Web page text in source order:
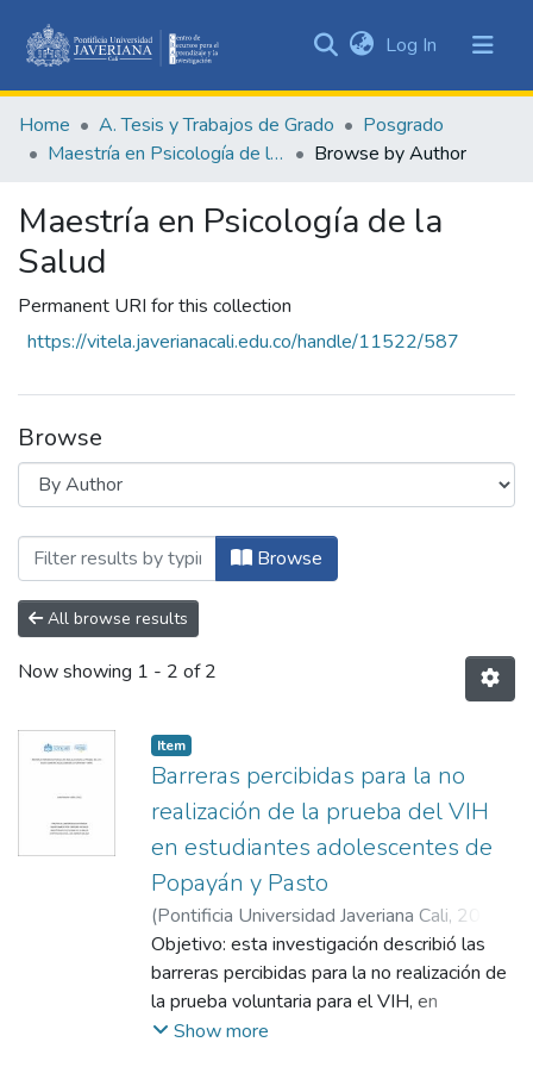
&
Collections
Log In (current)
Home A. Tesis y Trabajos de Grado
Posgrado
Maestría en Psicología de la Salud
Browse by Author
Maestría en Psicología de la
Salud
Permanent URI for this collection
https://vitela.javerianacali.edu.co/handle/11522/587
Browse
Browsing Maestría en Psicología de la
Browse
All browse results
Now showing 1 - 2 of 2
Item
Barreras percibidas para la no
realización de la prueba del VIH
en estudiantes adolescentes de
Popayán y Pasto
(Pontificia Universidad Javeriana Cali, 2019
Vera López, Aura María;Hoyos Hernández,
Paula Andrea
Objetivo: esta investigación describió las
barreras percibidas para la no realización de
la prueba voluntaria para el VIH, en
adolescentes entre los 15 y 18 años en las
Show more